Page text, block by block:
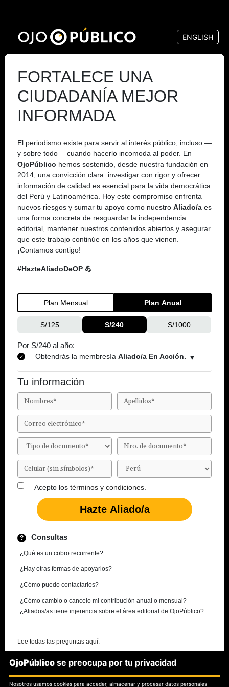
contenido
principal
ENGLISH
FORTALECE UNA
CIUDADANÍA MEJOR
INFORMADA
El periodismo existe para servir al interés público, incluso —
y sobre todo— cuando hacerlo incomoda al poder. En
OjoPúblico hemos sostenido, desde nuestra fundación en
2014, una convicción clara: investigar con rigor y ofrecer
información de calidad es esencial para la vida democrática
del Perú y Latinoamérica. Hoy este compromiso enfrenta
nuevos riesgos y sumar tu apoyo como nuestro Aliado/a es
una forma concreta de resguardar la independencia
editorial, mantener nuestros contenidos abiertos y asegurar
que este trabajo continúe en los años que vienen.
¡Contamos contigo!
#HazteAliadoDeOP 💪
Plan Mensual Plan Anual
S/125 S/240 S/1000
Por S/240 al año:
Obtendrás la membresía Aliado/a En Acción.
Tu información
Acepto los términos y condiciones.
Consultas
¿Qué es un cobro recurrente?
¿Hay otras formas de apoyarlos?
¿Cómo puedo contactarlos?
¿Cómo cambio o cancelo mi contribución anual o mensual?
¿Aliados/as tiene injerencia sobre el área editorial de OjoPúblico?
Lee todas las preguntas aquí.
¿Necesitas más información?
OjoPúblico se preocupa por tu privacidad
Nosotros usamos cookies para acceder, almacenar y procesar datos personales